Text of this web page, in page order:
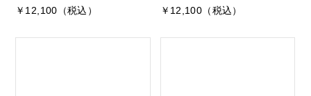
￥12,100（税込） ￥12,100（税込）